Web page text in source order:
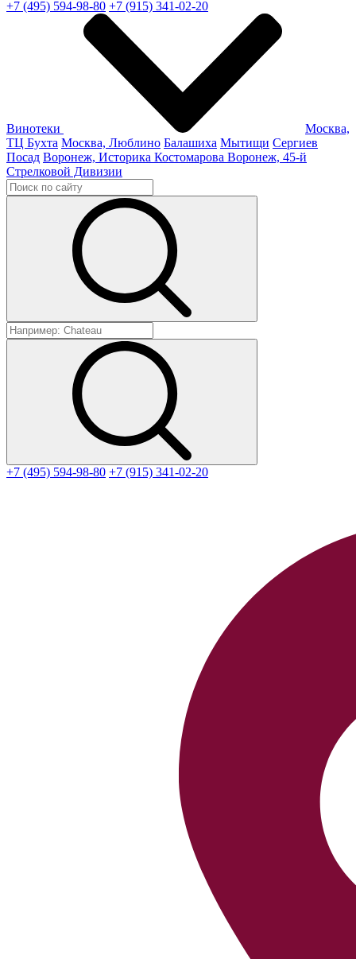
+7 (495) 594-98-80 +7 (915) 341-02-20
Винотеки
Москва,
ТЦ Бухта Москва, Люблино Балашиха Мытищи Сергиев
Посад Воронеж, Историка Костомарова Воронеж, 45-й
Стрелковой Дивизии
+7 (495) 594-98-80 +7 (915) 341-02-20